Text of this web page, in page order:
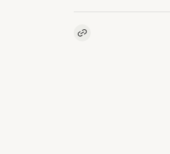
Kopieer link naar artikel